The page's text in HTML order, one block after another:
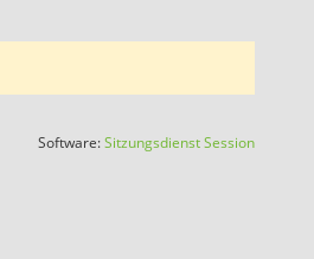
Software:SitzungsdienstSession(Wird in